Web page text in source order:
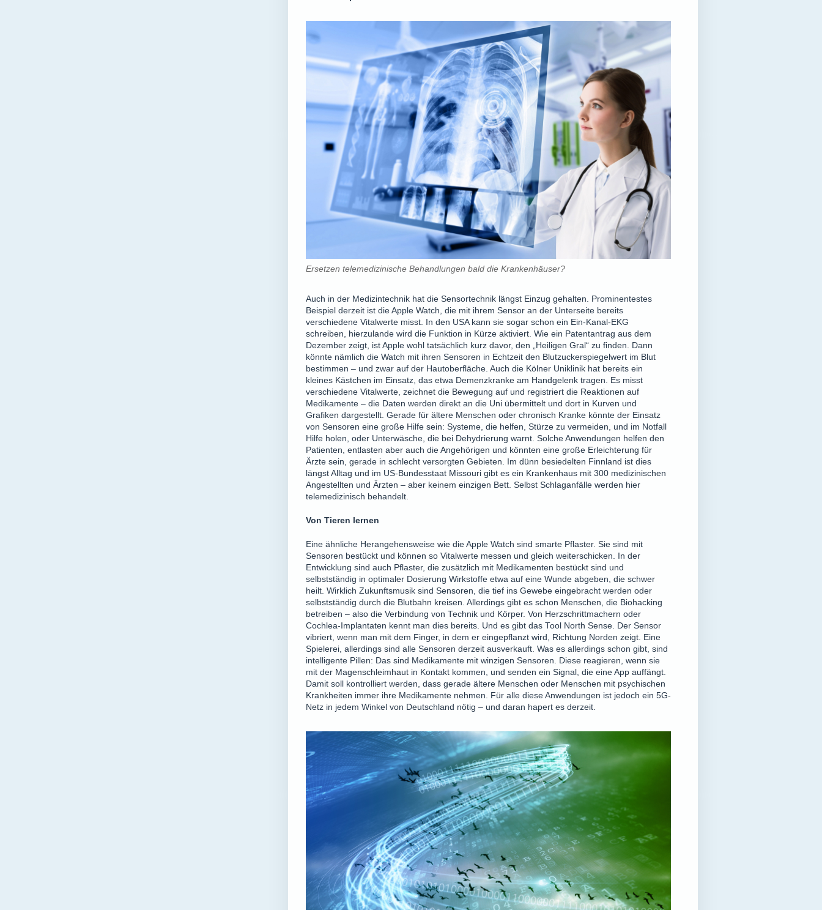
Ersetzen telemedizinische Behandlungen bald die Krankenhäuser?
Auch in der Medizintechnik hat die Sensortechnik längst Einzug gehalten. Prominentestes
Beispiel derzeit ist die Apple Watch, die mit ihrem Sensor an der Unterseite bereits
verschiedene Vitalwerte misst. In den USA kann sie sogar schon ein Ein-Kanal-EKG
schreiben, hierzulande wird die Funktion in Kürze aktiviert. Wie ein Patentantrag aus dem
Dezember zeigt, ist Apple wohl tatsächlich kurz davor, den „Heiligen Gral“ zu finden. Dann
könnte nämlich die Watch mit ihren Sensoren in Echtzeit den Blutzuckerspiegelwert im Blut
bestimmen – und zwar auf der Hautoberfläche. Auch die Kölner Uniklinik hat bereits ein
kleines Kästchen im Einsatz, das etwa Demenzkranke am Handgelenk tragen. Es misst
verschiedene Vitalwerte, zeichnet die Bewegung auf und registriert die Reaktionen auf
Medikamente – die Daten werden direkt an die Uni übermittelt und dort in Kurven und
Grafiken dargestellt. Gerade für ältere Menschen oder chronisch Kranke könnte der Einsatz
von Sensoren eine große Hilfe sein: Systeme, die helfen, Stürze zu vermeiden, und im Notfall
Hilfe holen, oder Unterwäsche, die bei Dehydrierung warnt. Solche Anwendungen helfen den
Patienten, entlasten aber auch die Angehörigen und könnten eine große Erleichterung für
Ärzte sein, gerade in schlecht versorgten Gebieten. Im dünn besiedelten Finnland ist dies
längst Alltag und im US-Bundesstaat Missouri gibt es ein Krankenhaus mit 300 medizinischen
Angestellten und Ärzten – aber keinem einzigen Bett. Selbst Schlaganfälle werden hier
telemedizinisch behandelt.
Von Tieren lernen
Eine ähnliche Herangehensweise wie die Apple Watch sind smarte Pflaster. Sie sind mit
Sensoren bestückt und können so Vitalwerte messen und gleich weiterschicken. In der
Entwicklung sind auch Pflaster, die zusätzlich mit Medikamenten bestückt sind und
selbstständig in optimaler Dosierung Wirkstoffe etwa auf eine Wunde abgeben, die schwer
heilt. Wirklich Zukunftsmusik sind Sensoren, die tief ins Gewebe eingebracht werden oder
selbstständig durch die Blutbahn kreisen. Allerdings gibt es schon Menschen, die Biohacking
betreiben – also die Verbindung von Technik und Körper. Von Herzschrittmachern oder
Cochlea-Implantaten kennt man dies bereits. Und es gibt das Tool North Sense. Der Sensor
vibriert, wenn man mit dem Finger, in dem er eingepflanzt wird, Richtung Norden zeigt. Eine
Spielerei, allerdings sind alle Sensoren derzeit ausverkauft. Was es allerdings schon gibt, sind
intelligente Pillen: Das sind Medikamente mit winzigen Sensoren. Diese reagieren, wenn sie
mit der Magenschleimhaut in Kontakt kommen, und senden ein Signal, die eine App auffängt.
Damit soll kontrolliert werden, dass gerade ältere Menschen oder Menschen mit psychischen
Krankheiten immer ihre Medikamente nehmen. Für alle diese Anwendungen ist jedoch ein 5G-
Netz in jedem Winkel von Deutschland nötig – und daran hapert es derzeit.